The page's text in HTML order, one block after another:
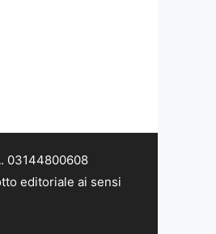
03144800608
editoriale ai sensi